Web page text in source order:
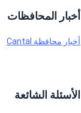
أخبار المحافظات
أخبار محافظة Cantal
الأسئلة الشائعة